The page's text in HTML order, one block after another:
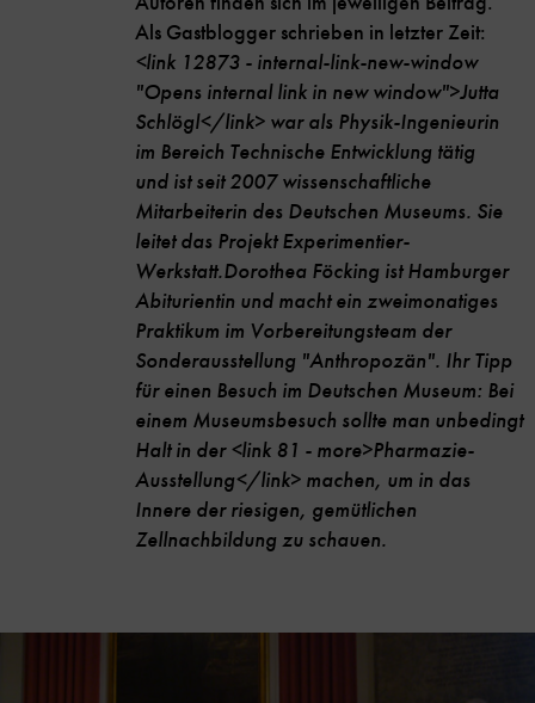
Als Gastblogger schrieben in letzter Zeit:
<link 12873 - internal-link-new-window
"Opens internal link in new window">Jutta
Schlögl</link> war als Physik-Ingenieurin
im Bereich Technische Entwicklung tätig
und ist seit 2007 wissenschaftliche
Mitarbeiterin des Deutschen Museums. Sie
leitet das Projekt Experimentier-
Werkstatt.Dorothea Föcking ist Hamburger
Abiturientin und macht ein zweimonatiges
Praktikum im Vorbereitungsteam der
Sonderausstellung "Anthropozän". Ihr Tipp
für einen Besuch im Deutschen Museum: Bei
einem Museumsbesuch sollte man unbedingt
Halt in der <link 81 - more>Pharmazie-
Ausstellung</link> machen, um in das
Innere der riesigen, gemütlichen
Zellnachbildung zu schauen.